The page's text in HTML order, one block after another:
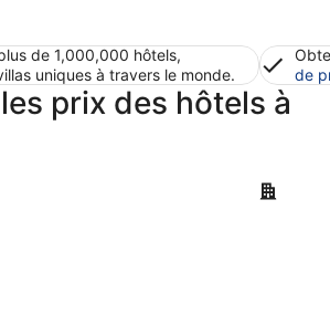
de 1,000,000 hôtels,
uniques à travers le monde.
de
prix des hôtels à
Lake